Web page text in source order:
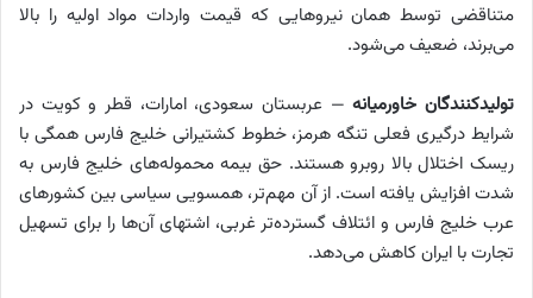
متناقضی توسط همان نیروهایی که قیمت واردات مواد اولیه را بالا
می‌برند، ضعیف می‌شود.
تولیدکنندگان خاورمیانه— عربستان سعودی، امارات، قطر و کویت در
شرایط درگیری فعلی تنگه هرمز، خطوط کشتیرانی خلیج فارس همگی با
ریسک اختلال بالا روبرو هستند. حق بیمه محموله‌های خلیج فارس به
شدت افزایش یافته است. از آن مهم‌تر، همسویی سیاسی بین کشورهای
عرب خلیج فارس و ائتلاف گسترده‌تر غربی، اشتهای آن‌ها را برای تسهیل
تجارت با ایران کاهش می‌دهد.